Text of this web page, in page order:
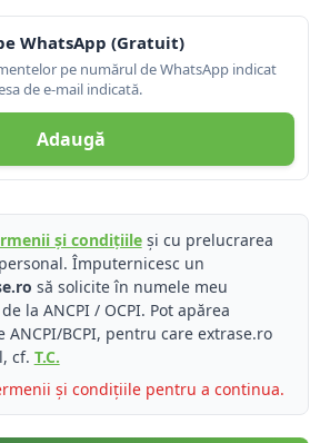
WhatsApp (Gratuit)
pe numărul de WhatsApp indicat
de e-mail indicată.
Adaugă
și condițiileși cu prelucrarea
Împuternicesc un
să solicite în numele meu
la ANCPI / OCPI. Pot apărea
BCPI, pentru care extrase.ro
cf. T.C.
și condițiile pentru a continua.